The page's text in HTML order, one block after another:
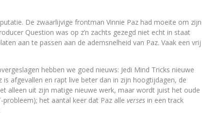
De zwaarlijvige frontman Vinnie Paz had moeite om zijn
Question was op z’n zachts gezegd niet echt in staat
aan te passen aan de ademsnelheid van Paz. Vaak een vrij
hebben we goed nieuws: Jedi Mind Tricks nieuwe
afgevallen en rapt live beter dan in zijn hoogtijdagen, de
alleen uit zijn matige nieuwe werk, maar wordt juist het oude
het aantal keer dat Paz alle verses in een track